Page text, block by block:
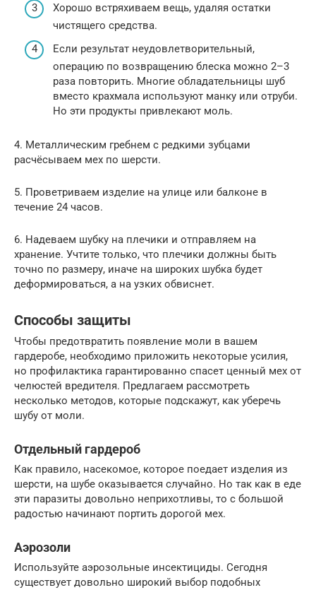
Хорошо встряхиваем вещь, удаляя остатки
чистящего средства.
Если результат неудовлетворительный,
операцию по возвращению блеска можно 2–3
раза повторить. Многие обладательницы шуб
вместо крахмала используют манку или отруби.
Но эти продукты привлекают моль.
4. Металлическим гребнем с редкими зубцами
расчёсываем мех по шерсти.
5. Проветриваем изделие на улице или балконе в
течение 24 часов.
6. Надеваем шубку на плечики и отправляем на
хранение. Учтите только, что плечики должны быть
точно по размеру, иначе на широких шубка будет
деформироваться, а на узких обвиснет.
Способы защиты
Чтобы предотвратить появление моли в вашем
гардеробе, необходимо приложить некоторые усилия,
но профилактика гарантированно спасет ценный мех от
челюстей вредителя. Предлагаем рассмотреть
несколько методов, которые подскажут, как уберечь
шубу от моли.
Отдельный гардероб
Как правило, насекомое, которое поедает изделия из
шерсти, на шубе оказывается случайно. Но так как в еде
эти паразиты довольно неприхотливы, то с большой
радостью начинают портить дорогой мех.
Аэрозоли
Используйте аэрозольные инсектициды. Сегодня
существует довольно широкий выбор подобных